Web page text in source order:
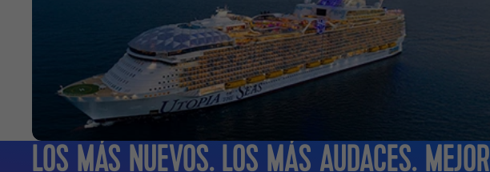
LOS MÁS NUEVOS. LOS MÁS AUDACES. MEJOR